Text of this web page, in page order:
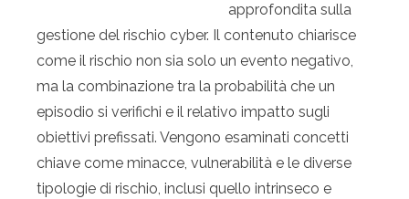
approfondita sulla
gestione del rischio cyber. Il contenuto chiarisce
come il rischio non sia solo un evento negativo,
ma la combinazione tra la probabilità che un
episodio si verifichi e il relativo impatto sugli
obiettivi prefissati. Vengono esaminati concetti
chiave come minacce, vulnerabilità e le diverse
tipologie di rischio, inclusi quello intrinseco e